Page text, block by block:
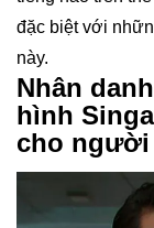
đặc biệt với
này.
Nhân
hình
cho